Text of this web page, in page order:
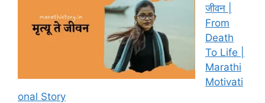
जीवन |
From
Death
To Life |
Marathi
Motivati
onal Story